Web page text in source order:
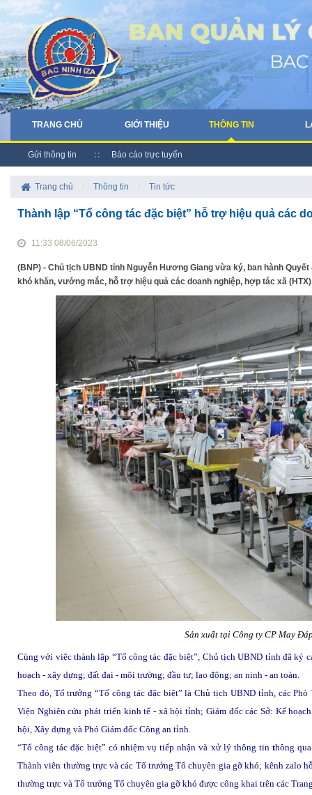
TRANG CHỦ GIỚI THIỆU THÔNG TIN
Gửi thông tin Báo cáo trực tuyến
Trang chủ Thông tin Tin tức
Thành lập “Tổ công tác đặc biệt” hỗ trợ hiệu quả các
11:33 08/06/2023
(BNP) - Chủ tịch UBND tỉnh Nguyễn Hương Giang vừa ký, ban hành
khó khăn, vướng mắc, hỗ trợ hiệu quả các doanh nghiệp, hợp tác xã
Sản xuất tại Công ty CP May
Cùng với việc thành lập “Tổ công tác đặc biệt”, Chủ tịch UBND tỉnh đã ký
hoạch - xây dựng; đất đai - môi trường; đầu tư; lao động; an ninh - an toàn.
Theo đó, Tổ trưởng “Tổ công tác đặc biệt” là Chủ tịch UBND tỉnh, các
Viện Nghiên cứu phát triển kinh tế - xã hội tỉnh; Giám đốc các Sở: Kế
hội, Xây dựng và Phó Giám đốc Công an tỉnh.
“Tổ công tác đặc biệt” có nhiệm vụ tiếp nhận và xử lý thông tinthông
Thành viên thường trực và các Tổ trưởng Tổ chuyên gia gỡ khó; kênh zalo
thường trực và Tổ trưởng Tổ chuyên gia gỡ khó được công khai trên các